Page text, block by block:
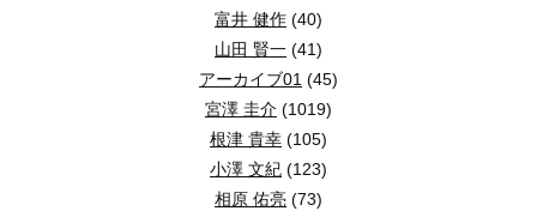
富井 健作 (40)
山田 賢一 (41)
アーカイブ01 (45)
宮澤 圭介 (1019)
根津 貴幸 (105)
小澤 文紀 (123)
相原 佑亮 (73)